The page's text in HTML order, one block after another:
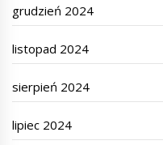
grudzień 2024
listopad 2024
sierpień 2024
lipiec 2024